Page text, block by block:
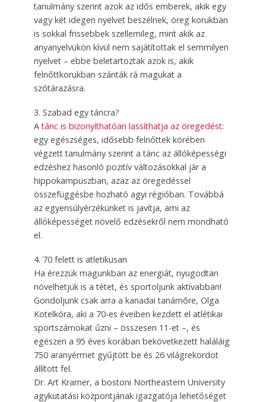
tanulmány szerint azok az idős emberek, akik egy
vagy két idegen nyelvet beszélnek, öreg korukban
is sokkal frissebbek szellemileg, mint akik az
anyanyelvükön kívül nem sajátítottak el semmilyen
nyelvet – ebbe beletartoztak azok is, akik
felnőttkorukban szánták rá magukat a
szótárazásra.
3. Szabad egy táncra?
Atánc is bizonyíthatóan lassíthatja az öregedést:
egy egészséges, idősebb felnőttek körében
végzett tanulmány szerint a tánc az állóképességi
edzéshez hasonló pozitív változásokkal jár a
hippokampuszban, azaz az öregedéssel
összefüggésbe hozható agyi régióban. Továbbá
az egyensúlyérzékünket is javítja, ami az
állóképességet növelő edzésekről nem mondható
el.
4. 70 felett is atletikusan
Ha érezzük magunkban az energiát, nyugodtan
növelhetjük is a tétet, és sportoljunk aktívabban!
Gondoljunk csak arra a kanadai tanárnőre, Olga
Kotelkóra, aki a 70-es éveiben kezdett el atlétikai
sportszámokat űzni – összesen 11-et –, és
egészen a 95 éves korában bekövetkezett haláláig
750 aranyérmet gyűjtött be és 26 világrekordot
állított fel.
Dr. Art Kramer, a bostoni Northeastern University
agykutatási központjának igazgatója lehetőséget